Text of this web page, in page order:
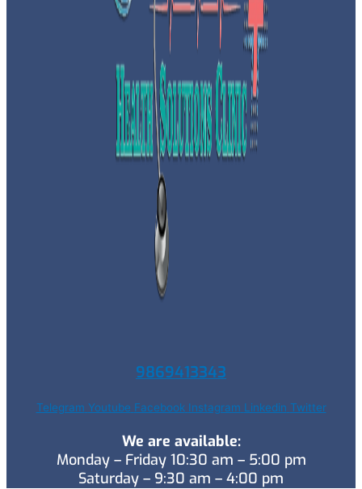
9869413343
Telegram Youtube Facebook Instagram Linkedin Twitter
We are available:
Monday – Friday 10:30 am – 5:00 pm
Saturday – 9:30 am – 4:00 pm